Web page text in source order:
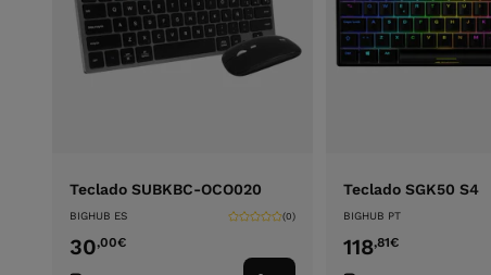
Teclado SUBKBC-OCO020
BIGHUB ES (0)
30,00€
Teclado SGK50 S4
BIGHUB PT
118,81€